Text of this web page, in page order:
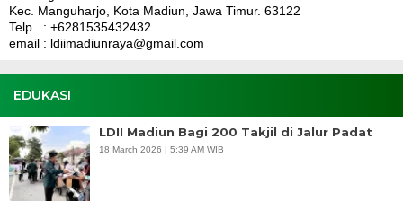
Kec. Manguharjo, Kota Madiun, Jawa Timur. 63122
Telp : +6281535432432
email : ldiimadiunraya@gmail.com
EDUKASI
LDII Madiun Bagi 200 Takjil di Jalur Padat
18 March 2026 | 5:39 AM WIB